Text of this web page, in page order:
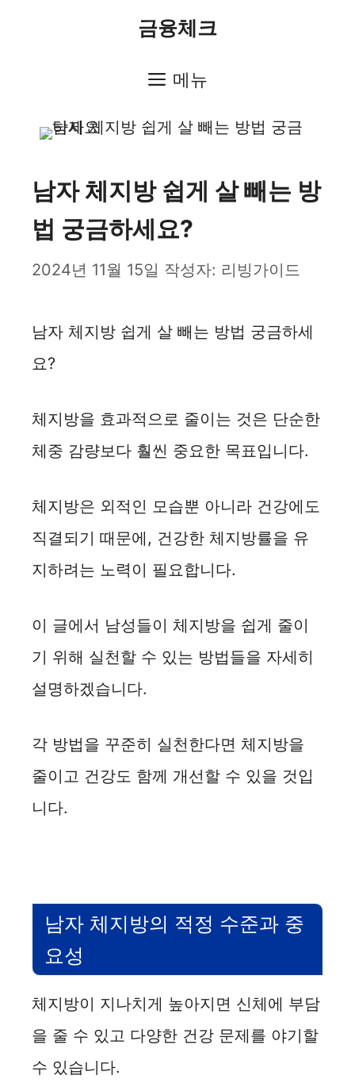
금융체크
메뉴
남자 체지방 쉽게 살 빼는 방
법 궁금하세요?
2024년 11월 15일 작성자: 리빙가이드
남자 체지방 쉽게 살 빼는 방법 궁금하세
요?
체지방을 효과적으로 줄이는 것은 단순한
체중 감량보다 훨씬 중요한 목표입니다.
체지방은 외적인 모습뿐 아니라 건강에도
직결되기 때문에, 건강한 체지방률을 유
지하려는 노력이 필요합니다.
이 글에서 남성들이 체지방을 쉽게 줄이
기 위해 실천할 수 있는 방법들을 자세히
설명하겠습니다.
각 방법을 꾸준히 실천한다면 체지방을
줄이고 건강도 함께 개선할 수 있을 것입
니다.
남자 체지방의 적정 수준과 중
요성
체지방이 지나치게 높아지면 신체에 부담
을 줄 수 있고 다양한 건강 문제를 야기할
수 있습니다.